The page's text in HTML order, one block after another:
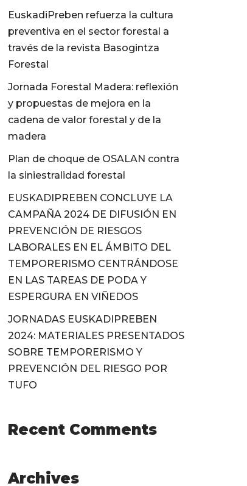
EuskadiPreben refuerza la cultura
preventiva en el sector forestal a
través de la revista Basogintza
Forestal
Jornada Forestal Madera: reflexión
y propuestas de mejora en la
cadena de valor forestal y de la
madera
Plan de choque de OSALAN contra
la siniestralidad forestal
EUSKADIPREBEN CONCLUYE LA
CAMPAÑA 2024 DE DIFUSIÓN EN
PREVENCIÓN DE RIESGOS
LABORALES EN EL ÁMBITO DEL
TEMPORERISMO CENTRÁNDOSE
EN LAS TAREAS DE PODA Y
ESPERGURA EN VIÑEDOS
JORNADAS EUSKADIPREBEN
2024: MATERIALES PRESENTADOS
SOBRE TEMPORERISMO Y
PREVENCIÓN DEL RIESGO POR
TUFO
Recent Comments
Archives